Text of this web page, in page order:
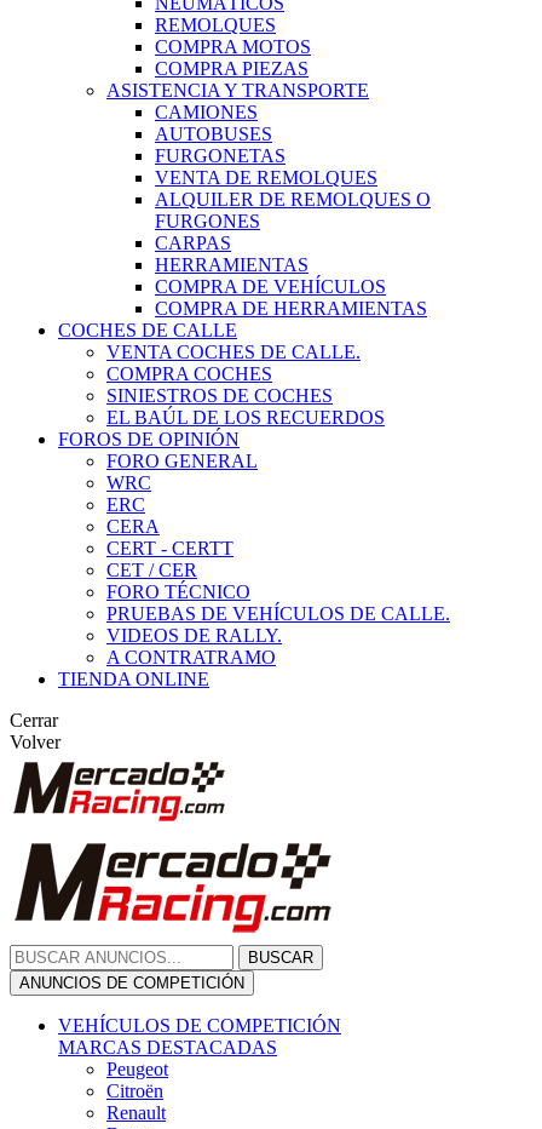
REMOLQUES
COMPRA MOTOS
COMPRA PIEZAS
ASISTENCIA Y TRANSPORTE
CAMIONES
AUTOBUSES
FURGONETAS
VENTA DE REMOLQUES
ALQUILER DE REMOLQUES O
FURGONES
CARPAS
HERRAMIENTAS
COMPRA DE VEHÍCULOS
COMPRA DE HERRAMIENTAS
COCHES DE CALLE
VENTA COCHES DE CALLE.
COMPRA COCHES
SINIESTROS DE COCHES
EL BAÚL DE LOS RECUERDOS
FOROS DE OPINIÓN
FORO GENERAL
WRC
ERC
CERA
CERT - CERTT
CET / CER
FORO TÉCNICO
PRUEBAS DE VEHÍCULOS DE CALLE.
VIDEOS DE RALLY.
A CONTRATRAMO
TIENDA ONLINE
Cerrar
Volver
BUSCAR
ANUNCIOS DE COMPETICIÓN
VEHÍCULOS DE COMPETICIÓN
MARCAS DESTACADAS
Peugeot
Citroën
Renault